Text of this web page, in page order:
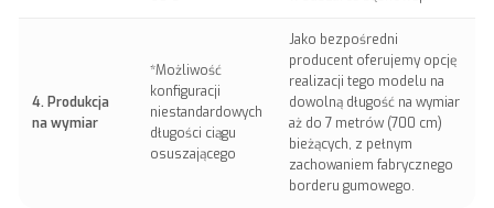
4. Produkcja
na wymiar
*Możliwość
konfiguracji
niestandardowych
długości ciągu
osuszającego
Jako bezpośredni
producent oferujemy opcję
realizacji tego modelu na
dowolną długość na wymiar
aż do 7 metrów (700 cm)
bieżących, z pełnym
zachowaniem fabrycznego
borderu gumowego.